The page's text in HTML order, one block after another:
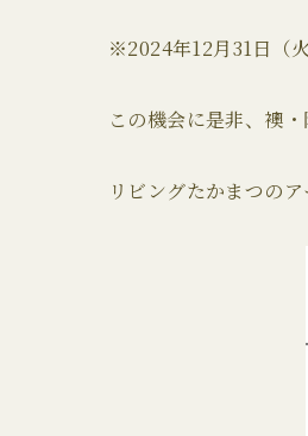
※2024年12月31日（
この機会に是非、襖
リビングたかまつの